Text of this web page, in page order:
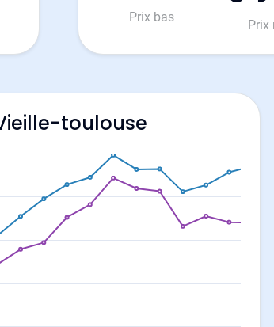
Prix bas
Prix
toulouse